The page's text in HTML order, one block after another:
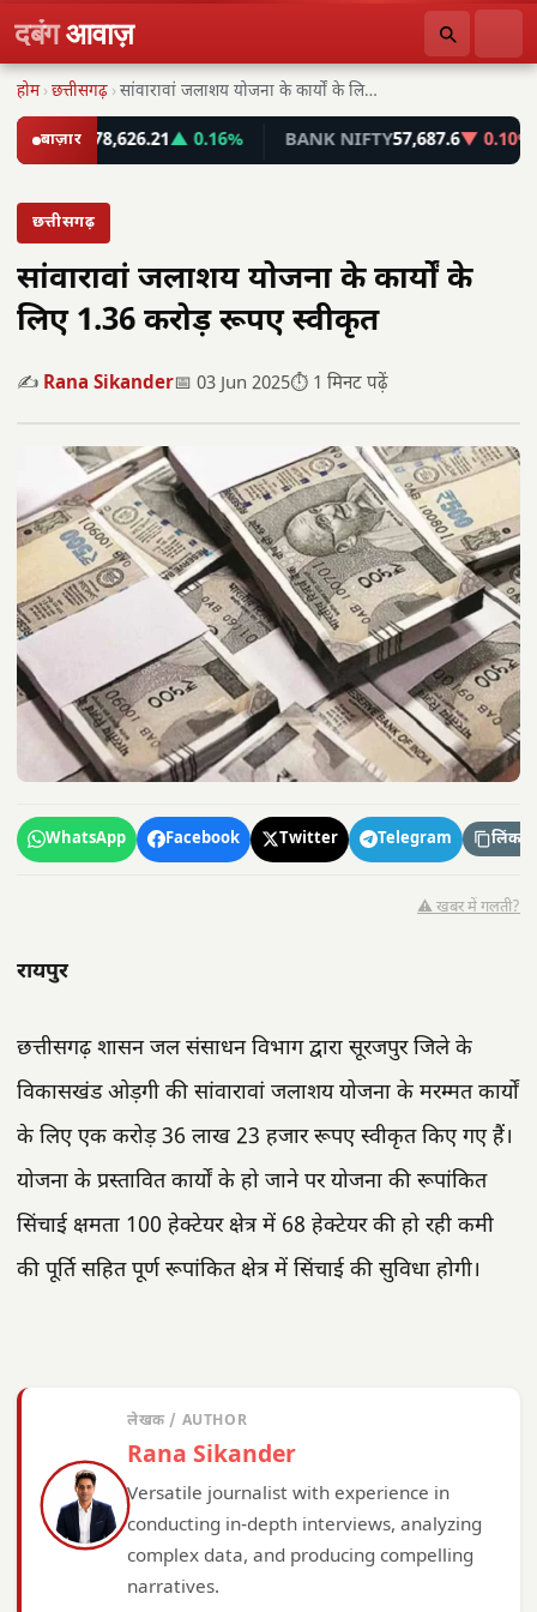
दबंगआवाज़
होम ›छत्तीसगढ़ › सांवारावां जलाशय योजना के कार्यों के लिए 1.36…
बाज़ार
78,626.21▲ 0.16% BANK NIFTY57,687.6▼ 0.10%
छत्तीसगढ़
सांवारावां जलाशय योजना के कार्यों के
लिए 1.36 करोड़ रूपए स्वीकृत
✍️ Rana Sikander📅 03 Jun 2025⏱️ 1 मिनट पढ़ें
WhatsApp Facebook Twitter Telegram लिंक
⚠️ खबर में गलती?
रायपुर
छत्तीसगढ़ शासन जल संसाधन विभाग द्वारा सूरजपुर जिले के
विकासखंड ओड़गी की सांवारावां जलाशय योजना के मरम्मत कार्यों
के लिए एक करोड़ 36 लाख 23 हजार रूपए स्वीकृत किए गए हैं।
योजना के प्रस्तावित कार्यों के हो जाने पर योजना की रूपांकित
सिंचाई क्षमता 100 हेक्टेयर क्षेत्र में 68 हेक्टेयर की हो रही कमी
की पूर्ति सहित पूर्ण रूपांकित क्षेत्र में सिंचाई की सुविधा होगी।
लेखक / AUTHOR
Rana Sikander
Versatile journalist with experience in
conducting in-depth interviews, analyzing
complex data, and producing compelling
narratives.